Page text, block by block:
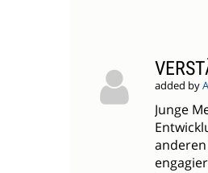
added by
Junge